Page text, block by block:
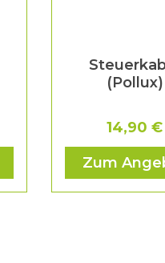
(Pollux)
14,90 €
Zum